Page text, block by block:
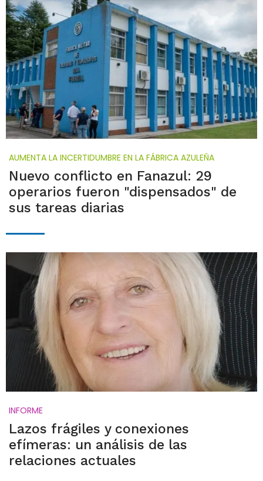
AUMENTA LA INCERTIDUMBRE EN LA FÁBRICA AZULEÑA
Nuevo conflicto en Fanazul: 29
operarios fueron "dispensados" de
sus tareas diarias
INFORME
Lazos frágiles y conexiones
efímeras: un análisis de las
relaciones actuales